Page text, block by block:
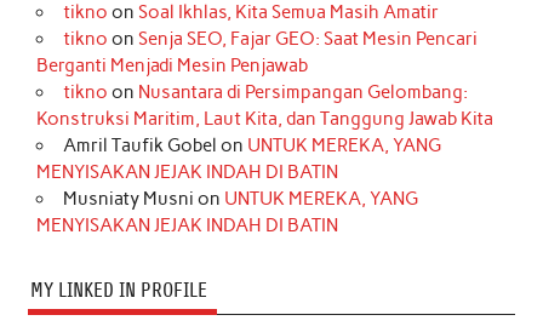
tikno on Soal Ikhlas, Kita Semua Masih Amatir
tikno on Senja SEO, Fajar GEO: Saat Mesin Pencari
Berganti Menjadi Mesin Penjawab
tikno on Nusantara di Persimpangan Gelombang:
Konstruksi Maritim, Laut Kita, dan Tanggung Jawab Kita
Amril Taufik Gobel on UNTUK MEREKA, YANG
MENYISAKAN JEJAK INDAH DI BATIN
Musniaty Musni on UNTUK MEREKA, YANG
MENYISAKAN JEJAK INDAH DI BATIN
MY LINKED IN PROFILE